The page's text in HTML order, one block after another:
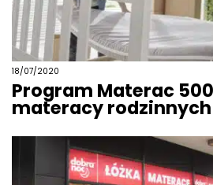
18/07/2020
Program Materac
materacy rodzinnych